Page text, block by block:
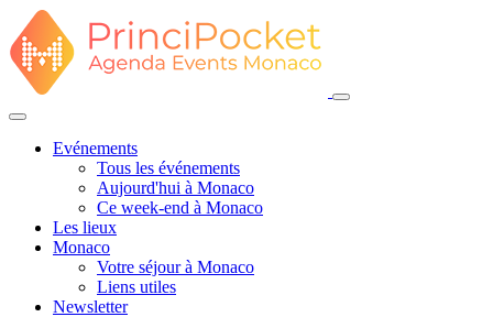
Evénements
Tous les événements
Aujourd'hui à Monaco
Ce week-end à Monaco
Les lieux
Monaco
Votre séjour à Monaco
Liens utiles
Newsletter